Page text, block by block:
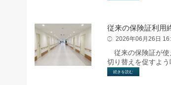
従来の保険証利用
2026年06月26日
従来の保険証が使
切り替えを促すよう
続きを読む